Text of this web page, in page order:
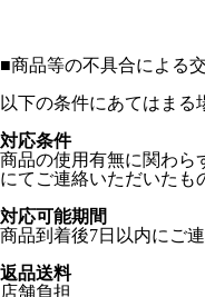
■商品等の不具合による
以下の条件にあてはまる
対応条件
商品の使用有無に関わら
にてご連絡いただいたも
対応可能期間
商品到着後7日以内にご
返品送料
店舗負担